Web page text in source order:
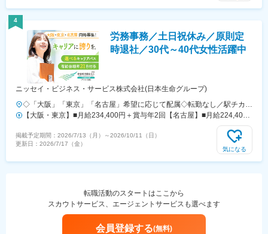
4
労務事務／土日祝休み／原則定
時退社／30代～40代女性活躍中
ニッセイ・ビジネス・サービス株式会社(日本生命グループ)
◇「大阪」「東京」「名古屋」希望に応じて配属◇転勤なし／駅チカで
アクセス良好！【大阪本店】■大阪市中央区今橋3-3-13 ニッセイ淀屋橋
イースト12階└Osaka Metro御堂筋線『淀屋橋』駅から徒歩1分└京阪本
線『淀屋橋』駅から徒歩3分【東京オフィス】■東京都港区新橋1-18-16
日本生命新橋ビル5階└JR各線・都営浅草線『新橋』駅から徒歩4分└都
町』駅から徒歩5分└地下鉄桜通線『久屋大通』駅から徒歩5分
【大阪・東京】■月給234,400円＋賞与年2回【名古屋】■月給224,400
円＋賞与年2回※初任給は経験・スキル等により加算することがありま
す。※上記月給は残業代を含みません。残業が発生した場合は、別途支
給いたします。
掲載予定期間： 2026/7/13（月） ～2026/10/11（日）
更新日： 2026/7/17（金）
気になる
転職活動のスタートはここから
スカウトサービス、エージェントサービスも選べます
会員登録する(無料)